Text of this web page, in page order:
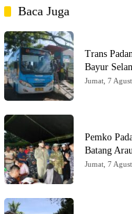
Baca Juga
Trans
Bayur
Jumat, 7
Pemko
Batang
Jumat, 7